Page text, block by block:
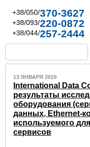
+38/050/370-3627
+38/093/220-0872
+38/044/257-2444
13 ЯНВАРЯ 2019
International Data
результаты
оборудования
данных, Ethernet-
используемого
сервисов